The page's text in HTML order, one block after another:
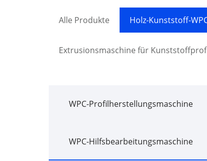
Alle Produkte Holz-Kunststoff-
Extrusionsmaschine für
WPC-Profilherstellungsmaschine
WPC-Hilfsbearbeitungsmaschine